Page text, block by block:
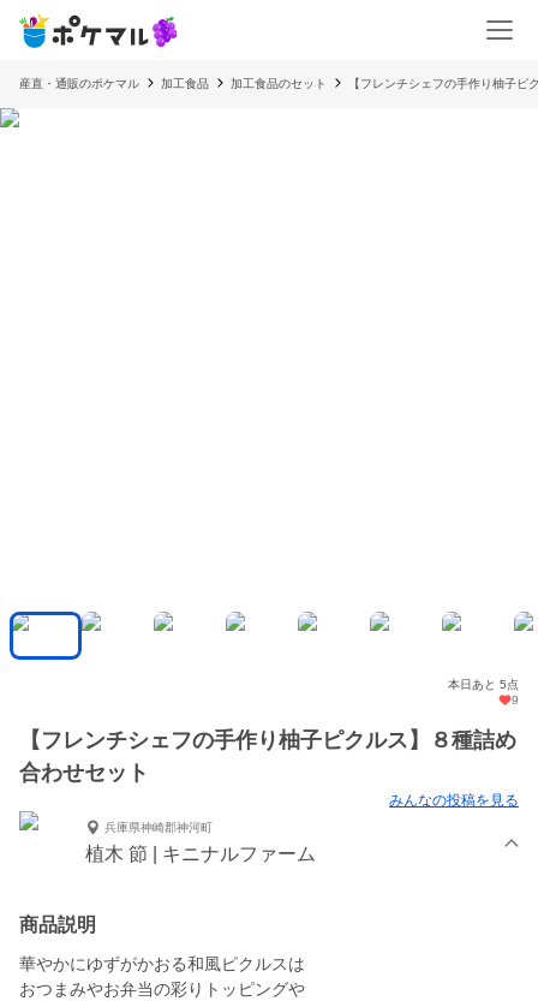
産直・通販のポケマル 加工食品 加工食品のセット 【フレンチシェフの手作り柚子ピ
本日あと 5点
9
【フレンチシェフの手作り柚子ピクルス】８種詰め
合わせセット
みんなの投稿を見る
兵庫県神崎郡神河町
植木 節 | キニナルファーム
商品説明
華やかにゆずがかおる和風ピクルスは
おつまみやお弁当の彩りトッピングや